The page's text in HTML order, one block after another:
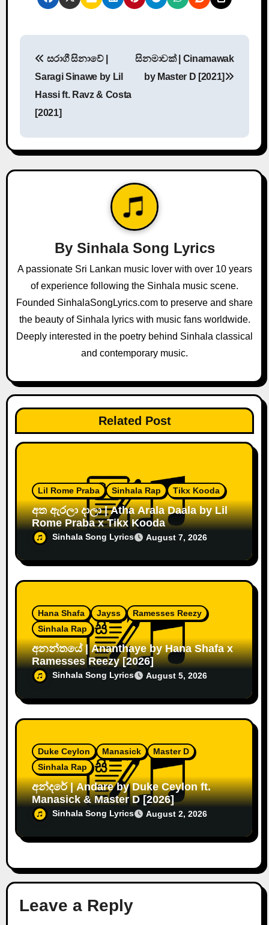
P
n
a
a
i
o
සරාගී සිනාවේ |
Saragi Sinawe by Lil
Hassi ft. Ravz & Costa
[2021]
සිනමාවක් | Cinamawak
by Master D [2021]
By Sinhala Song Lyrics
A passionate Sri Lankan music lover with over 10 years
of experience following the Sinhala music scene.
Founded SinhalaSongLyrics.com to preserve and share
the beauty of Sinhala lyrics with music fans worldwide.
Deeply interested in the poetry behind Sinhala classical
and contemporary music.
Related Post
Lil Rome Praba Sinhala Rap Tikx Kooda
අත ඇරලා දාලා | Atha Arala Daala by Lil
Rome Praba x Tikx Kooda
Sinhala Song Lyrics August 7, 2026
Hana Shafa Jayss
Ramesses Reezy
Sinhala Rap
අනන්තයේ | Ananthaye by Hana Shafa x
Ramesses Reezy [2026]
Sinhala Song Lyrics August 5, 2026
Duke Ceylon Manasick
Master D
Sinhala Rap
අන්දරේ | Andare by Duke Ceylon ft.
Manasick & Master D [2026]
Sinhala Song Lyrics August 2, 2026
Leave a Reply